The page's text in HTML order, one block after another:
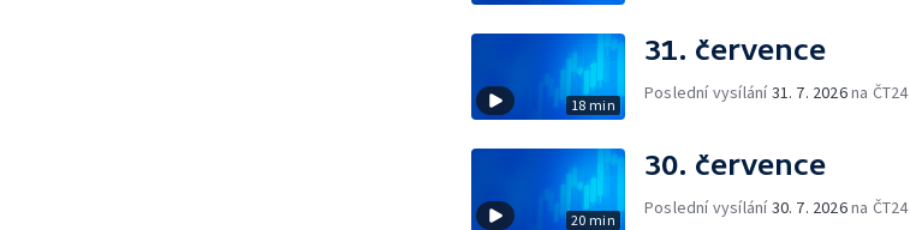
18 min
31. července
Poslední vysílání31. 7. 2026na ČT24
20 min
30. července
Poslední vysílání30. 7. 2026na ČT24